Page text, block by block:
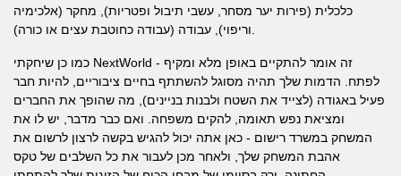
כלכלית (פירות יער מסחר, עשבי תיבול ופטריות), מחקר (אלכימיה
כמו כן שיחקתי NextWorld - זה אומר להתקיים באופן מלא ומקיף
לפתח. הדמות שלך תהיה מסוגל להשתתף בחיים ציבוריים, להיות חבר
פעיל באגודה (לצייד את השטח ולבנות בניינים), מה שהופך את החברים
ומציאת נפש תאומה, להקים משפחה. ואם כבר מדבר, יש לו את
המשחק במשרד רישום - כאן אתה יכול להגיש בקשה לרצון לרשום את
אהבת המשחק שלך, ולאחר מכן לעבור את כל השלבים של טקס